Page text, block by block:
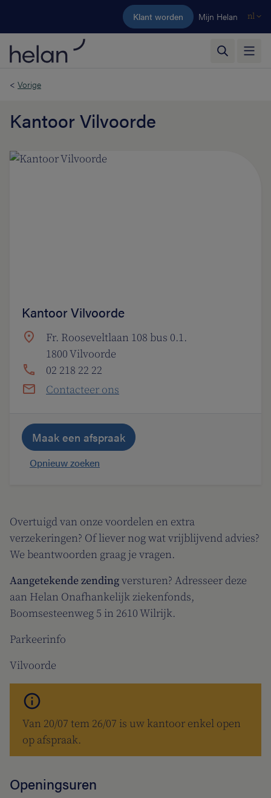
Ga naar de hoofdinhoud
Klant worden Mijn Helan nl
< Vorige
Kantoor Vilvoorde
Overtuigd van onze voordelen en extra
verzekeringen? Of liever nog wat vrijblijvend advies?
We beantwoorden graag je vragen.
Aangetekende zendingversturen? Adresseer deze
aan Helan Onafhankelijk ziekenfonds,
Boomsesteenweg 5 in 2610 Wilrijk.
Parkeerinfo
Vilvoorde
Van 20/07 tem 26/07 is uw kantoor enkel open
op afspraak.
Openingsuren
Kantoor Vilvoorde
Fr. Rooseveltlaan 108 bus 0.1.
1800 Vilvoorde
02 218 22 22
Contacteer ons
Maak een afspraak
Opnieuw zoeken